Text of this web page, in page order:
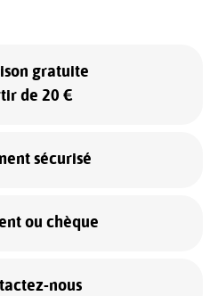
gratuite
de 20 €
sécurisé
ou chèque
nous